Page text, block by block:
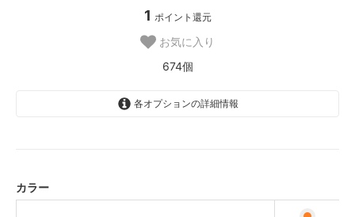
1 ポイント還元
お気に入り
674個
各オプションの詳細情報
カラー